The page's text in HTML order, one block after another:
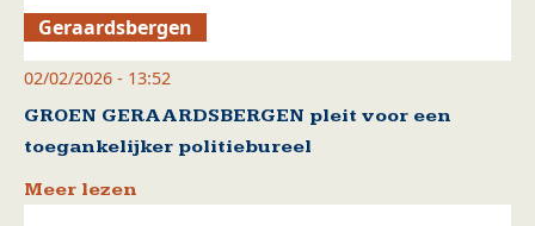
Geraardsbergen
02/02/2026 - 13:52
GROEN GERAARDSBERGEN pleit voor een
toegankelijker politiebureel
Meer lezen